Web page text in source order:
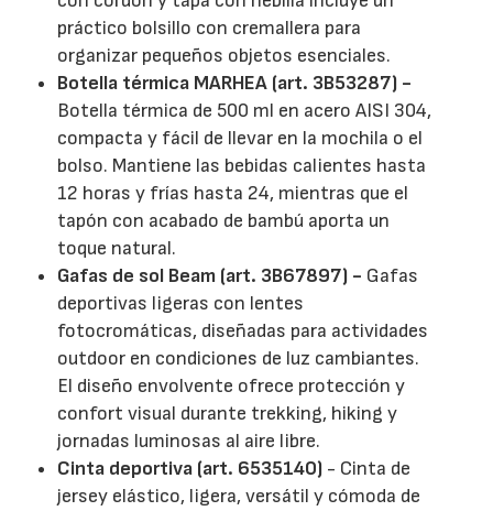
práctico bolsillo con cremallera para
organizar pequeños objetos esenciales.
Botella térmica MARHEA (art. 3B53287) -
Botella térmica de 500 ml en acero AISI 304,
compacta y fácil de llevar en la mochila o el
bolso. Mantiene las bebidas calientes hasta
12 horas y frías hasta 24, mientras que el
tapón con acabado de bambú aporta un
toque natural.
Gafas de sol Beam (art. 3B67897) - Gafas
deportivas ligeras con lentes
fotocromáticas, diseñadas para actividades
outdoor en condiciones de luz cambiantes.
El diseño envolvente ofrece protección y
confort visual durante trekking, hiking y
jornadas luminosas al aire libre.
Cinta deportiva (art. 6535140) - Cinta de
jersey elástico, ligera, versátil y cómoda de